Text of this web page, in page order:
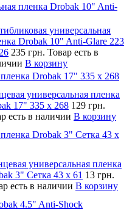
пленка Drobak 10" Anti-
универсальная
Drobak 10" Anti-Glare 223
235 грн. Товар есть в
В корзину
Drobak 17" 335 х 268
универсальная пленка
17" 335 х 268 129 грн.
есть в наличии В корзину
Drobak 3" Сетка 43 x
универсальная пленка
3" Сетка 43 x 61 13 грн.
есть в наличии В корзину
4.5" Anti-Shock